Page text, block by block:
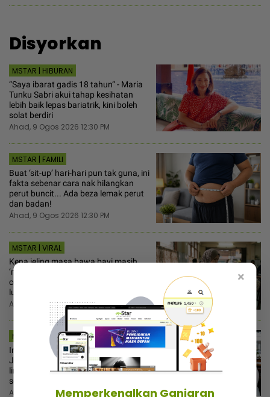
Disyorkan
MSTAR | HIBURAN
“Saya ibarat gadis 18 tahun“ - Maria
Tunku Sabri akui tahap kesihatan
lebih baik lepas bariatrik, kini boleh
solat berdiri
Ahad, 9 Ogos 2026 12:30 PM
MSTAR | FAMILI
Buat ‘sit-up’ hari-hari pun tak guna, ini
fakta sebenar cara nak hilangkan
perut buncit... Ada beza lemak perut
dan badan!
Ahad, 9 Ogos 2026 12:30 PM
MSTAR | VIRAL
Kena jeling masa bawa bayi masih
‘merah’ masuk kafe, wanita tampil
cerita pengalaman sendiri... Orang
luar tak tahu!
Ahad, 9 Ogos 2026 12:00 PM
MSTAR | AD-DIN
Ingat tutup kepala dah selesai?
Jangan sebab nak bergaya, syariat
lindungi aurat secara sempurna
sengaja diabaikan
Ahad, 9 Ogos 2026 11:30 AM
×
Memperkenalkan Ganjaran